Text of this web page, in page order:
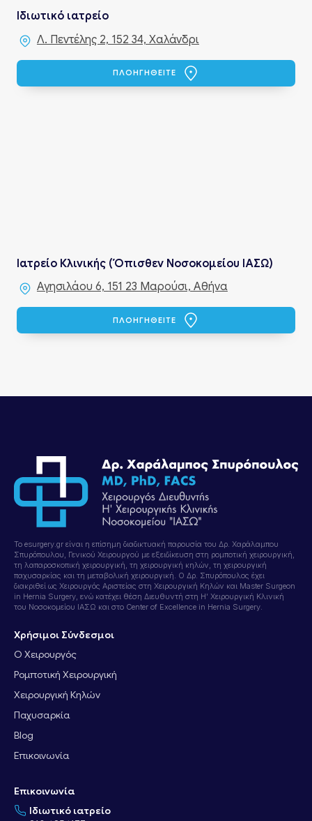
Ιδιωτικό ιατρείο
Λ. Πεντέλης 2, 152 34, Χαλάνδρι
ΠΛΟΗΓΗΘΕΙΤΕ
Ιατρείο Κλινικής (Όπισθεν Νοσοκομείου ΙΑΣΩ)
Αγησιλάου 6, 151 23 Μαρούσι, Αθήνα
ΠΛΟΗΓΗΘΕΙΤΕ
Το esurgery.gr είναι η επίσημη διαδικτυακή παρουσία του Δρ. Χαράλαμπου
Σπυρόπουλου, Γενικού Χειρουργού με εξειδίκευση στη ρομποτική χειρουργική,
τη λαπαροσκοπική χειρουργική, τη χειρουργική κηλών, τη χειρουργική
παχυσαρκίας και τη μεταβολική χειρουργική. Ο Δρ. Σπυρόπουλος έχει
διακριθεί ως Χειρουργός Αριστείας στη Χειρουργική Κηλών και Master Surgeon
in Hernia Surgery, ενώ κατέχει θέση Διευθυντή στη Η’ Χειρουργική Κλινική
του Νοσοκομείου ΙΑΣΩ και στο Center of Excellence in Hernia Surgery.
Χρήσιμοι Σύνδεσμοι
Ο Χειρουργός
Ρομποτική Χειρουργική
Χειρουργική Κηλών
Παχυσαρκία
Blog
Επικοινωνία
Επικοινωνία
Ιδιωτικό ιατρείο